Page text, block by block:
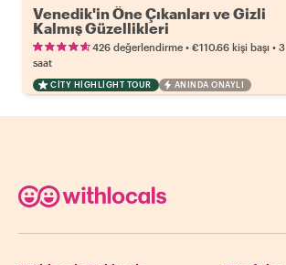
Venedik'in Öne Çıkanları ve Gizli
Kalmış Güzellikleri
426 değerlendirme • €110.66 kişi başı • 3
saat
CITY HIGHLIGHT TOUR ANINDA ONAYLI